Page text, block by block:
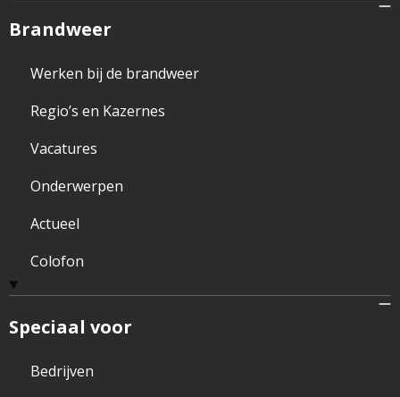
Brandweer
Werken bij de brandweer
Regio’s en Kazernes
Vacatures
Onderwerpen
Actueel
Colofon
Speciaal voor
Bedrijven